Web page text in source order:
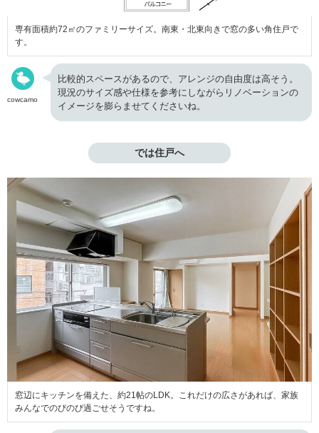
専有面積約72㎡のファミリーサイズ。南東・北東向きで窓の多い角住戸で
す。
cowcamo
比較的スペースがあるので、アレンジの自由度は高そう。
現況のサイズ感や仕様を参考にしながらリノベーションの
イメージを膨らませてくださいね。
では住戸へ
窓辺にキッチンを備えた、約21帖のLDK。これだけの広さがあれば、家族
みんなでのびのび過ごせそうですね。